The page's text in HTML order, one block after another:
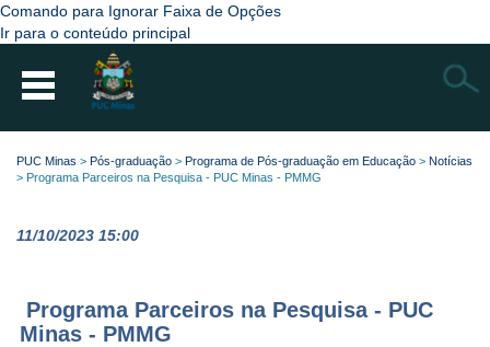
Comando para Ignorar Faixa de Opções
Ir para o conteúdo principal
PUC Minas > Pós-graduação > Programa de Pós-graduação em Educação > Notícias
> Programa Parceiros na Pesquisa - PUC Minas - PMMG
11/10/2023 15:00
Programa Parceiros na Pesquisa - PUC
Minas - PMMG